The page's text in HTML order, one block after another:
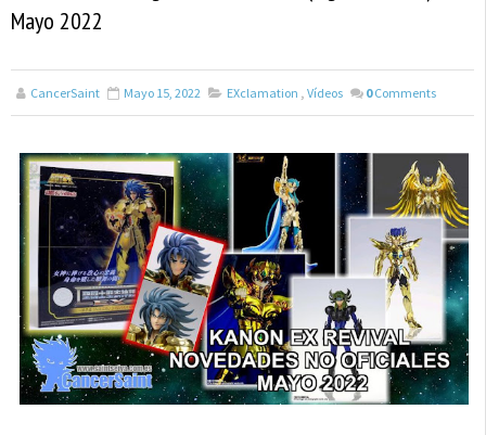
Mayo 2022
CancerSaint Mayo 15, 2022 EXclamation , Vídeos 0 Comments